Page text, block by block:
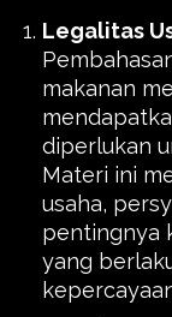
Legalitas
makanan
diperlukan
Materi ini
usaha,
pentingnya
yang